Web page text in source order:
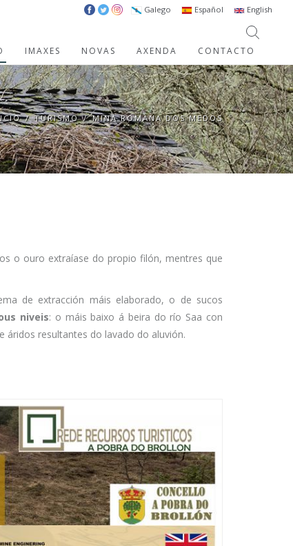
Galego Español English
IMAXES NOVAS AXENDA CONTACTO
/ TURISMO / MINA ROMANA DOS MEDOS
o ouro extraíase do propio filón, mentres que
de extracción máis elaborado, o de sucos
niveis: o máis baixo á beira do río Saa con
áridos resultantes do lavado do aluvión.